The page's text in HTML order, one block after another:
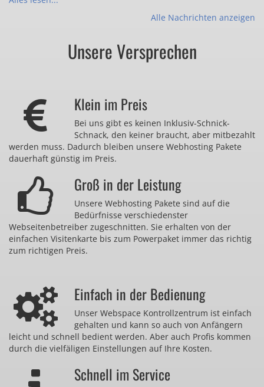
Alle Nachrichten anzeigen
Unsere Versprechen
Klein im Preis
Bei uns gibt es keinen Inklusiv-Schnick-
Schnack, den keiner braucht, aber mitbezahlt
werden muss. Dadurch bleiben unsere Webhosting Pakete
dauerhaft günstig im Preis.
Groß in der Leistung
Unsere Webhosting Pakete sind auf die
Bedürfnisse verschiedenster
Webseitenbetreiber zugeschnitten. Sie erhalten von der
einfachen Visitenkarte bis zum Powerpaket immer das richtig
zum richtigen Preis.
Einfach in der Bedienung
Unser Webspace Kontrollzentrum ist einfach
gehalten und kann so auch von Anfängern
leicht und schnell bedient werden. Aber auch Profis kommen
durch die vielfäligen Einstellungen auf Ihre Kosten.
Schnell im Service